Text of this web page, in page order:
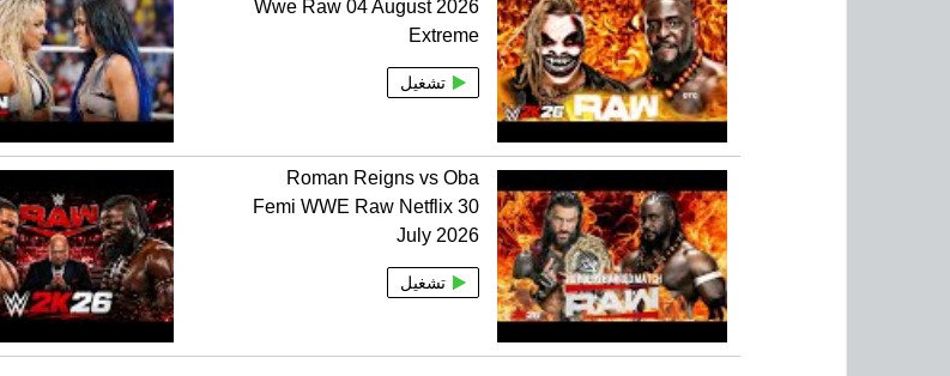
Wwe Raw 04 August 2026
Extreme
تشغيل
Roman Reigns vs Oba
Femi WWE Raw Netflix 30
July 2026
تشغيل